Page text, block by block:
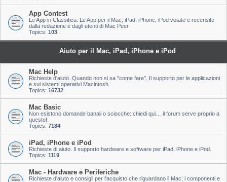
App Contest
Le App in Classifica. Le App per il Mac, iPad, iPhone, iPod votate e recensite
dalla redazione e dagli utenti di Mac Peer
Topics: 103
Aiuto per il Mac, iPad, iPhone e iPod
Mac Help
Richieste d'aiuto. Quando non si sa "come fare". Il supporto per le applicazioni
e sui sistemi operativi Macintosh.
Topics: 16732
Mac Basic
Non esistono domande banali o sciocche: chiedi qui… il forum serve proprio a
questo!
Topics: 7184
iPad, iPhone e iPod
Richieste di aiuto. Il supporto hardware e software per iPad, iPhone e iPod.
Topics: 1119
Mac - Hardware e Periferiche
Richieste d'aiuto e consigli per l'acquisto che riguardano il Mac, i componenti e